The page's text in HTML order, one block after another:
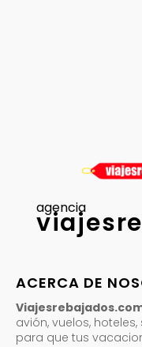
agencia
ACERCA DE
avión, vuelos,
para que tus